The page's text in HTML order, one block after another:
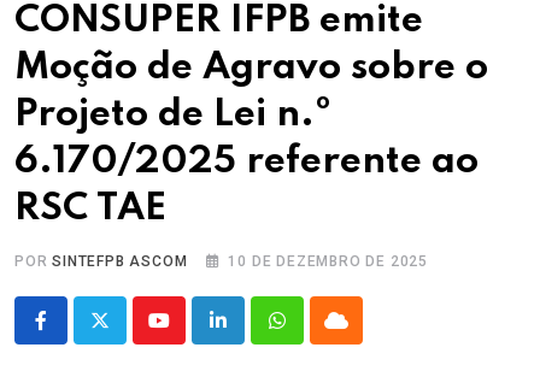
CONSUPER IFPB emite
Moção de Agravo sobre o
Projeto de Lei n.º
6.170/2025 referente ao
RSC TAE
PORSINTEFPB ASCOM 10 DE DEZEMBRO DE 2025
YoutubeLinkedInWhatsappCloud